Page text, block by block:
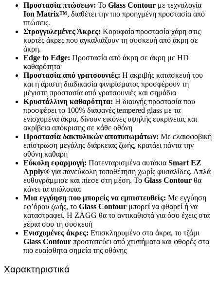
Προστασία πτώσεων: Το Glass Contour με τεχνολογία
Ion Matrix™, διαθέτει την πιο προηγμένη προστασία από
πτώσεις.
Στρογγυλεμένες Άκρες: Κορυφαία προστασία χάρη στις
κυρτές άκρες που αγκαλιάζουν τη συσκευή από άκρη σε
άκρη.
Edge to Edge: Προστασία από άκρη σε άκρη με HD
καθαρότητα
Προστασία από γρατσουνιές: Η ακριβής κατασκευή του
και η άριστη διαδικασία φινιρίσματος προσφέρουν τη
μέγιστη προστασία από γρατσουνιές και σημάδια
Κρυστάλλινη καθαρότητα: Η διαυγής προστασία που
προσφέρει το 100% διαφανές tempered glass με τα
ενισχυμένα άκρα, δίνουν εικόνες υψηλής ευκρίνειας και
ακρίβεια απόκρισης σε κάθε οθόνη
Προστασία δακτυλικών αποτυπωμάτων: Με ελαιοφοβική
επίστρωση μεγάλης διάρκειας ζωής, κρατάει πάντα την
οθόνη καθαρή
Εύκολη εφαρμογή: Πατενταρισμένα αυτάκια Smart EZ
Apply® για πανεύκολη τοποθέτηση χωρίς φυσαλίδες. Απλά
ευθυγράμμισε και πίεσε στη μέση. Το Glass Contour θα
κάνει τα υπόλοιπα.
Μια εγγύηση που μπορείς να εμπιστευθείς: Με εγγύηση
εφ’όρου ζωής, το Glass Contour μπορεί να φθαρεί ή να
καταστραφεί. Η ZAGG θα το αντικαθιστά για όσο έχεις στα
χέρια σου τη συσκευή
Ενισχυμένες άκρες: Επισκληρυμένο στα άκρα, το τζάμι
Glass Contour προστατεύει από χτυπήματα και φθορές στα
πιο ευαίσθητα σημεία της οθόνης
Χαρακτηριστικά